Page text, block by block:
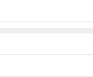
所有支持分身的应用